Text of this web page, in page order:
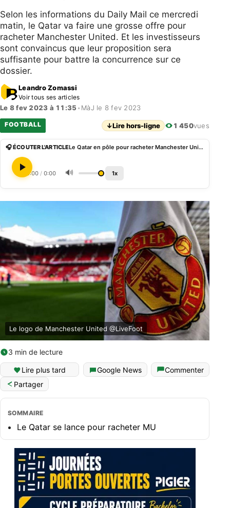
Selon les informations du Daily Mail ce mercredi
matin, le Qatar va faire une grosse offre pour
racheter Manchester United. Et les investisseurs
sont convaincus que leur proposition sera
suffisante pour battre la concurrence sur ce
dossier.
Leandro Zomassi
Voir tous ses articles
Le 8 fev 2023 à 11:35 • MàJ le 8 fev 2023
FOOTBALL ↓Lire hors-ligne 1 450vues
🎧 ÉCOUTER L'ARTICLE Le Qatar en pôle pour racheter Manchester United
0:00 / 0:00 🔊 1x
Le logo de Manchester United @LiveFoot
3 min de lecture
Lire plus tard Google News
Commenter
Partager
SOMMAIRE
Le Qatar se lance pour racheter MU